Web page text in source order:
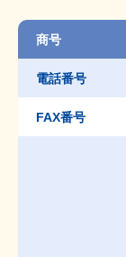
商号
電話番号
FAX番号